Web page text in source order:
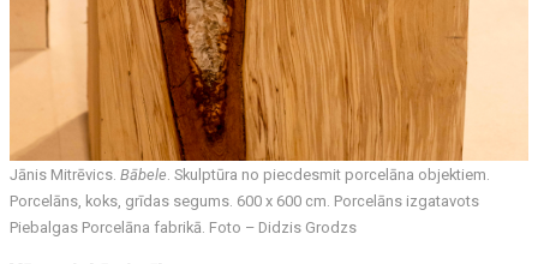
Jānis Mitrēvics.Bābele. Skulptūra no piecdesmit porcelāna objektiem.
Porcelāns, koks, grīdas segums. 600 x 600 cm. Porcelāns izgatavots
Piebalgas Porcelāna fabrikā. Foto – Didzis Grodzs